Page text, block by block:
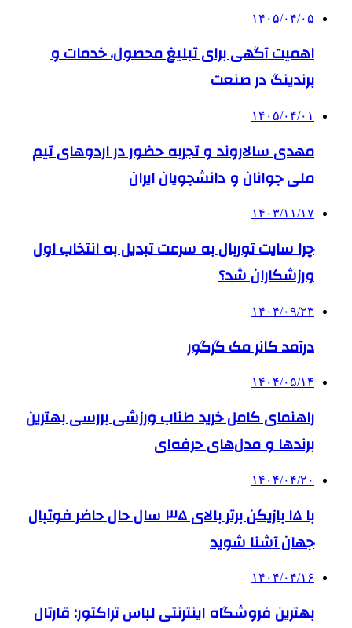
۱۴۰۵/۰۴/۰۵
اهمیت آگهی برای تبلیغ محصول، خدمات و
برندینگ در صنعت
۱۴۰۵/۰۴/۰۱
مهدی سالاروند و تجربه حضور در اردوهای تیم
ملی جوانان و دانشجویان ایران
۱۴۰۳/۱۱/۱۷
چرا سایت توربال به ‌سرعت تبدیل به انتخاب اول
ورزشکاران شد؟
۱۴۰۴/۰۹/۲۳
درآمد کانر مک گرگور
۱۴۰۴/۰۵/۱۴
راهنمای کامل خرید طناب ورزشی بررسی بهترین
برندها و مدل‌های حرفه‌ای
۱۴۰۴/۰۴/۲۰
با ۱۵ بازیکن برتر بالای ۳۵ سال حال حاضر فوتبال
جهان آشنا شوید
۱۴۰۴/۰۴/۱۶
بهترین فروشگاه اینترنتی لباس تراکتور: قارتال